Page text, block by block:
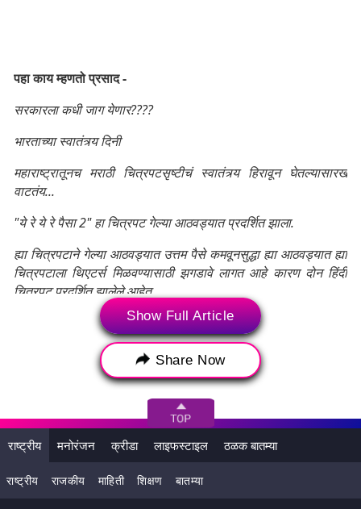
पहा काय म्हणतो प्रसाद -
सरकारला कधी जाग येणार????
भारताच्या स्वातंत्र्य दिनी
महाराष्ट्रातूनच मराठी चित्रपटसृष्टीचं स्वातंत्र्य हिरावून घेतल्यासारखं
वाटतंय...
"ये रे ये रे पैसा 2" हा चित्रपट गेल्या आठवड्यात प्रदर्शित झाला.
ह्या चित्रपटाने गेल्या आठवड्यात उत्तम पैसे कमवूनसुद्धा ह्या आठवड्यात ह्या
चित्रपटाला थिएटर्स मिळवण्यासाठी झगडावे लागत आहे कारण दोन हिंदी
चित्रपट प्रदर्शित झालेले आहेत,
Show Full Article
Share Now
राष्ट्रीय मनोरंजन क्रीडा लाइफस्टाइल ठळक बातम्या
राष्ट्रीय राजकीय माहिती शिक्षण बातम्या